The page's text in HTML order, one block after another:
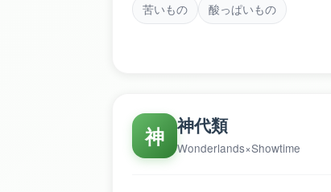
苦いもの
酸っぱいもの
神 神代類
Wonderlands×Showtime